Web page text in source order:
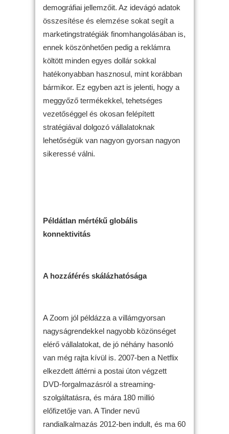
demográfiai jellemzőit. Az idevágó adatok
összesítése és elemzése sokat segít a
marketingstratégiák finomhangolásában is,
ennek köszönhetően pedig a reklámra
költött minden egyes dollár sokkal
hatékonyabban hasznosul, mint korábban
bármikor. Ez egyben azt is jelenti, hogy a
meggyőző termékekkel, tehetséges
vezetőséggel és okosan felépített
stratégiával dolgozó vállalatoknak
lehetőségük van nagyon gyorsan nagyon
sikeressé válni.
Példátlan mértékű globális
konnektivitás
A hozzáférés skálázhatósága
A Zoom jól példázza a villámgyorsan
nagyságrendekkel nagyobb közönséget
elérő vállalatokat, de jó néhány hasonló
van még rajta kívül is. 2007-ben a Netflix
elkezdett áttérni a postai úton végzett
DVD-forgalmazásról a streaming-
szolgáltatásra, és mára 180 millió
előfizetője van. A Tinder nevű
randialkalmazás 2012-ben indult, és ma 60